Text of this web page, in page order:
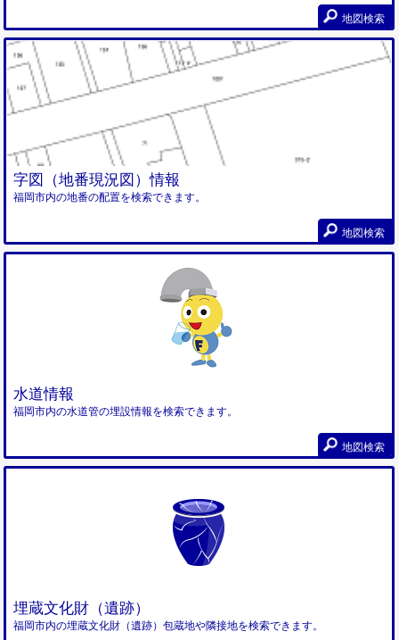
地図検索
字図（地番現況図）情報
福岡市内の地番の配置を検索できます。
地図検索
水道情報
福岡市内の水道管の埋設情報を検索できます。
地図検索
埋蔵文化財（遺跡）
福岡市内の埋蔵文化財（遺跡）包蔵地や隣接地を検索できます。